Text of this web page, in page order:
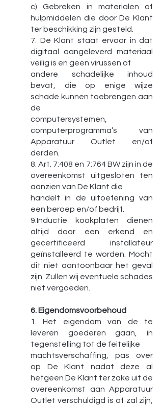
c) Gebreken in materialen of
hulpmiddelen die door De Klant
ter beschikking zijn gesteld.
7. De Klant staat ervoor in dat
digitaal aangeleverd materiaal
veilig is en geen virussen of
andere schadelijke inhoud
bevat, die op enige wijze
schade kunnen toebrengen aan
de
computersystemen,
computerprogramma’s van
Apparatuur Outlet en/of
derden.
8. Art. 7:408 en 7:764 BW zijn in de
overeenkomst uitgesloten ten
aanzien van De Klant die
handelt in de uitoefening van
een beroep en/of bedrijf.
9.Inductie kookplaten dienen
altijd door een erkend en
gecertificeerd installateur
geïnstalleerd te worden. Mocht
dit niet aantoonbaar het geval
zijn. Zullen wij eventuele schades
niet vergoeden.
6. Eigendomsvoorbehoud
1. Het eigendom van de te
leveren goederen gaan, in
tegenstelling tot de feitelijke
machtsverschaffing, pas over
op De Klant nadat deze al
hetgeen De Klant ter zake uit de
overeenkomst aan Apparatuur
Outlet verschuldigd is of zal zijn,